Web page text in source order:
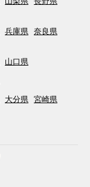
兵庫県 奈良県
山口県
大分県 宮崎県